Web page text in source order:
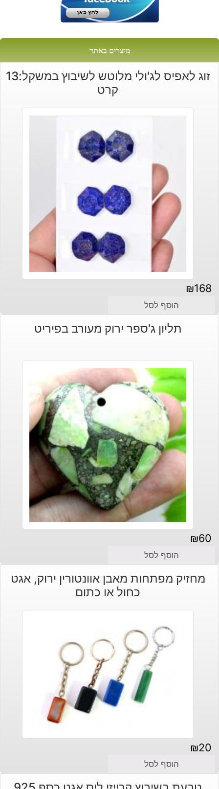
מוצרים באתר
זוג לאפיס לג'ולי מלוטש לשיבוץ במשקל:13
קרט
₪168
הוסף לסל
תליון ג'ספר ירוק מעורב בפיריט
₪60
הוסף לסל
מחזיק מפתחות מאבן אוונטורין ירוק, אגט
כחול או כתום
₪20
הוסף לסל